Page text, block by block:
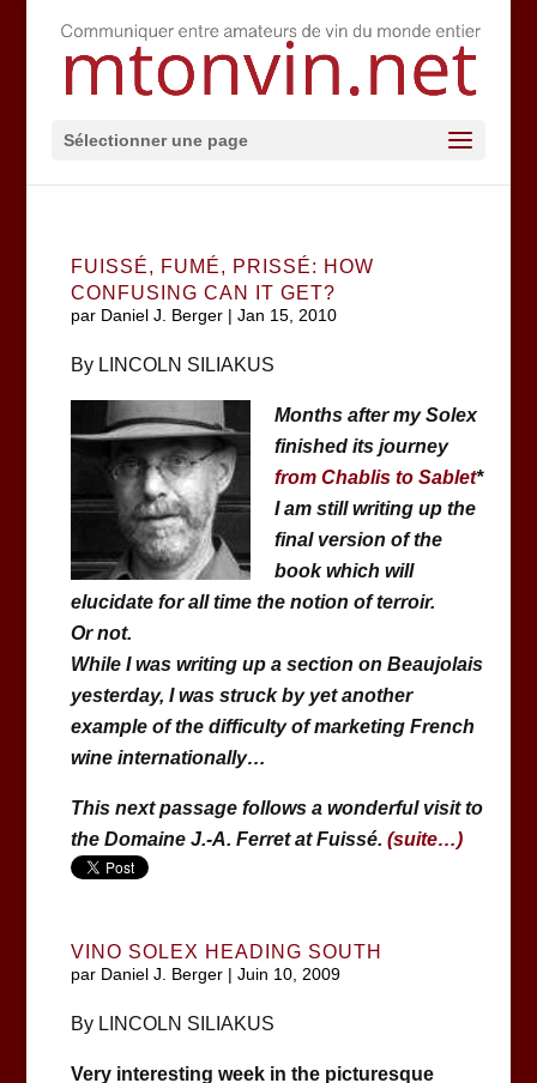
Sélectionner une page
FUISSÉ, FUMÉ, PRISSÉ: HOW
CONFUSING CAN IT GET?
par Daniel J. Berger| Jan 15, 2010
By LINCOLN SILIAKUS
Months after my Solex
finished its journey
from Chablis to Sablet*
I am still writing up the
final version of the
book which will
elucidate for all time the notion of terroir.
Or not.
While I was writing up a section on Beaujolais
yesterday, I was struck by yet another
example of the difficulty of marketing French
wine internationally…
This next passage follows a wonderful visit to
the Domaine J.-A. Ferret at Fuissé. (suite…)
VINO SOLEX HEADING SOUTH
par Daniel J. Berger| Juin 10, 2009
By LINCOLN SILIAKUS
Very interesting week in the picturesque